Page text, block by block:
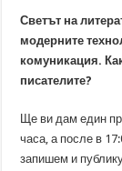
Светът на
модерните
комуникация.
писателите?
Ще ви дам един
часа, а после в
запишем и